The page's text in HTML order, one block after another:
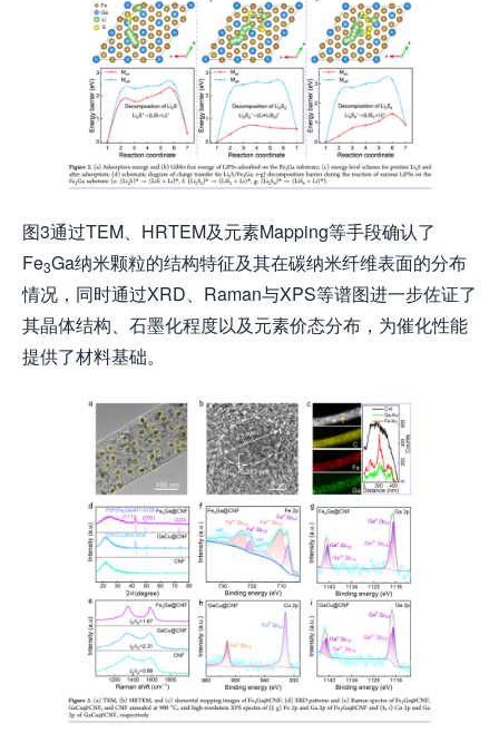
图3通过TEM、HRTEM及元素Mapping等手段确认了
Fe3Ga纳米颗粒的结构特征及其在碳纳米纤维表面的分布
情况，同时通过XRD、Raman与XPS等谱图进一步佐证了
其晶体结构、石墨化程度以及元素价态分布，为催化性能
提供了材料基础。